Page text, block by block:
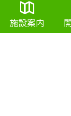
【終了しました
らせ
施設案内